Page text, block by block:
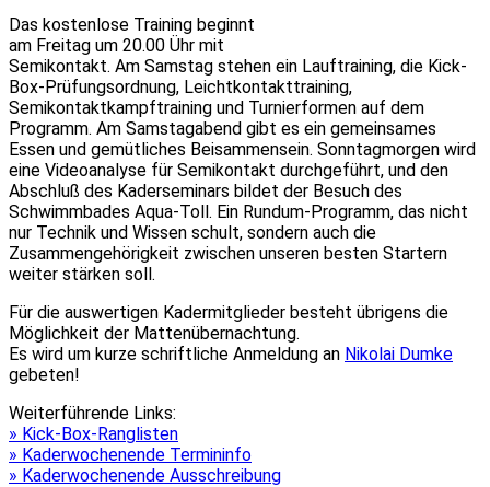
Das kostenlose Training beginnt
am Freitag um 20.00 Ühr mit
Semikontakt. Am Samstag stehen ein Lauftraining, die Kick-
Box-Prüfungsordnung, Leichtkontakttraining,
Semikontaktkampftraining und Turnierformen auf dem
Programm. Am Samstagabend gibt es ein gemeinsames
Essen und gemütliches Beisammensein. Sonntagmorgen wird
eine Videoanalyse für Semikontakt durchgeführt, und den
Abschluß des Kaderseminars bildet der Besuch des
Schwimmbades Aqua-Toll. Ein Rundum-Programm, das nicht
nur Technik und Wissen schult, sondern auch die
Zusammengehörigkeit zwischen unseren besten Startern
weiter stärken soll.
Für die auswertigen Kadermitglieder besteht übrigens die
Möglichkeit der Mattenübernachtung.
Es wird um kurze schriftliche Anmeldung an Nikolai Dumke
gebeten!
Weiterführende Links:
» Kick-Box-Ranglisten
» Kaderwochenende Termininfo
» Kaderwochenende Ausschreibung